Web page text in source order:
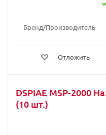
Бренд/Производитель
Отложить
DSPIAE MSP-2000
(10 шт.)